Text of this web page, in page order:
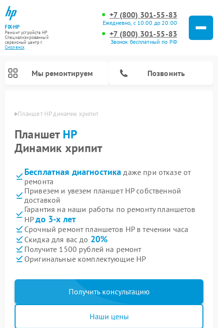
FIX-HP
Ремонт устройств HP
Специализированный
cервисный центр г.
Смоленск
+7 (800) 301-55-83
Ежедневно, с 10:00 до 20:00
+7 (800) 301-55-83
Звонок бесплатный по РФ
Мы ремонтируем Позвонить
Планшет HP динамик хрипит
Планшет HP
Динамик хрипит
Бесплатная диагностика даже при отказе от
ремонта
Привезем и увезем планшет HP собственной
доставкой
Гарантия на наши работы по ремонту планшетов
HPдо 3-х лет
Срочный ремонт планшетов HP в течении часа
Скидка для вас до 20%
Получите 1500 рублей на ремонт
Оригинальные комплектующие HP
Получить консультацию
Наши цены